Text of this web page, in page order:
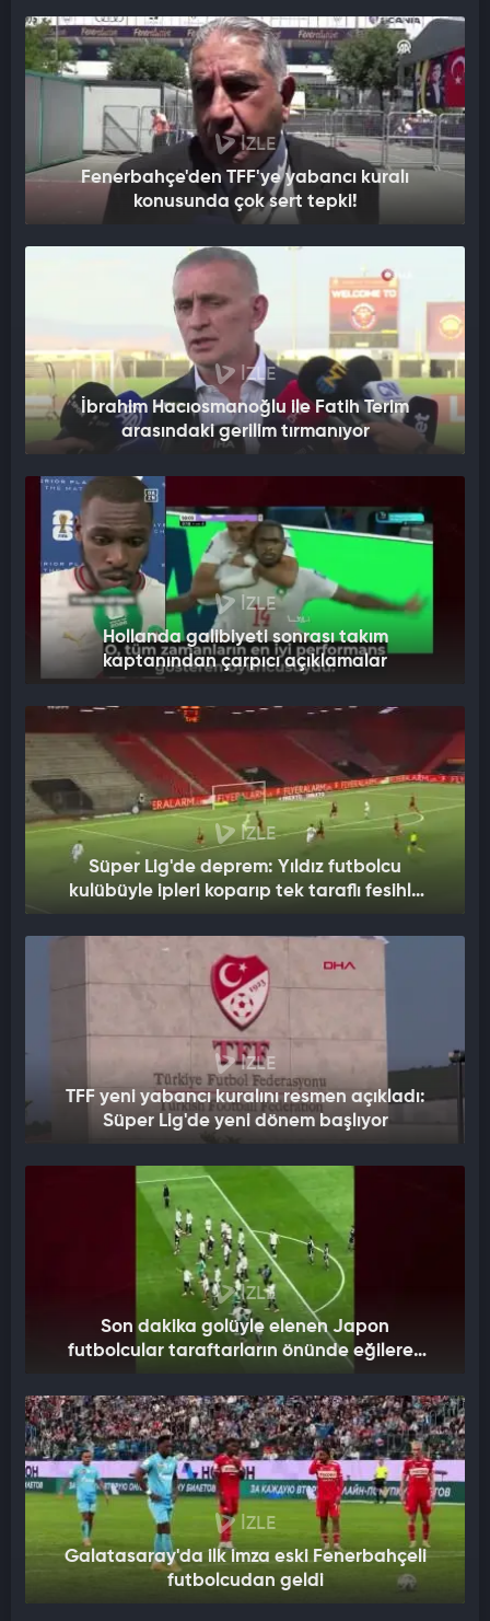
İZLE
Fenerbahçe'den TFF'ye yabancı kuralı
konusunda çok sert tepki!
İZLE
İbrahim Hacıosmanoğlu ile Fatih Terim
arasındaki gerilim tırmanıyor
İZLE
Hollanda galibiyeti sonrası takım
kaptanından çarpıcı açıklamalar
İZLE
Süper Lig'de deprem: Yıldız futbolcu
kulübüyle ipleri koparıp tek taraflı fesihle
İZLE
TFF yeni yabancı kuralını resmen açıkladı:
Süper Lig'de yeni dönem başlıyor
İZLE
Son dakika golüyle elenen Japon
futbolcular taraftarların önünde eğilerek
İZLE
Galatasaray'da ilk imza eski Fenerbahçeli
futbolcudan geldi